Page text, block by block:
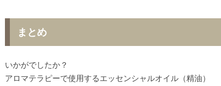
まとめ
いかがでしたか？
アロマテラピーで使用するエッセンシャルオイル（精油）